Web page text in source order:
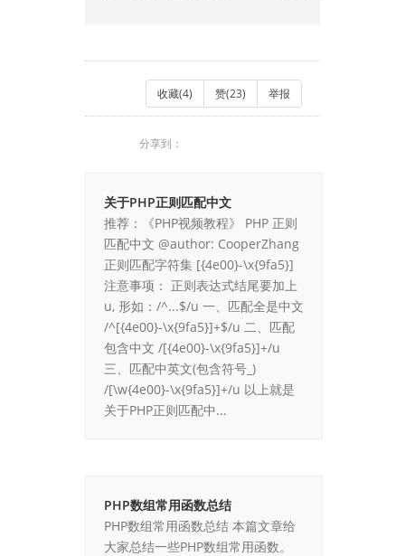
收藏(4) 赞(23) 举报
分享到：
关于PHP正则匹配中文
推荐：《PHP视频教程》 PHP 正则
匹配中文 @author: CooperZhang
正则匹配字符集 [{4e00}-\x{9fa5}]
注意事项： 正则表达式结尾要加上
u, 形如：/^...$/u 一、匹配全是中文
/^[{4e00}-\x{9fa5}]+$/u 二、匹配
包含中文 /[{4e00}-\x{9fa5}]+/u
三、匹配中英文(包含符号_)
/[\w{4e00}-\x{9fa5}]+/u 以上就是
关于PHP正则匹配中...
PHP数组常用函数总结
PHP数组常用函数总结 本篇文章给
大家总结一些PHP数组常用函数。